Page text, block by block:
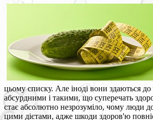
цьому списку. Але іноді вони здаються до
абсурдними і такими, що суперечать
стає абсолютно незрозуміло, чому люди
цими дієтами, адже шкоди здоров'ю